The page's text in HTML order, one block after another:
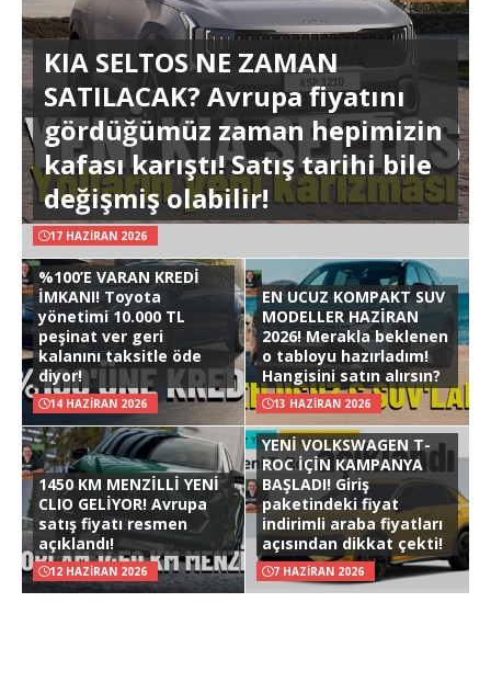
KIA SELTOS NE ZAMAN
SATILACAK? Avrupa fiyatını
gördüğümüz zaman hepimizin
kafası karıştı! Satış tarihi bile
değişmiş olabilir!
17 HAZIRAN 2026
%100’E VARAN KREDİ
İMKANI! Toyota
yönetimi 10.000 TL
peşinat ver geri
kalanını taksitle öde
diyor!
14 HAZIRAN 2026
EN UCUZ KOMPAKT SUV
MODELLER HAZİRAN
2026! Merakla beklenen
o tabloyu hazırladım!
Hangisini satın alırsın?
13 HAZIRAN 2026
1450 KM MENZİLLİ YENİ
CLIO GELİYOR! Avrupa
satış fiyatı resmen
açıklandı!
12 HAZIRAN 2026
YENİ VOLKSWAGEN T-
ROC İÇİN KAMPANYA
BAŞLADI! Giriş
paketindeki fiyat
indirimli araba fiyatları
açısından dikkat çekti!
7 HAZIRAN 2026